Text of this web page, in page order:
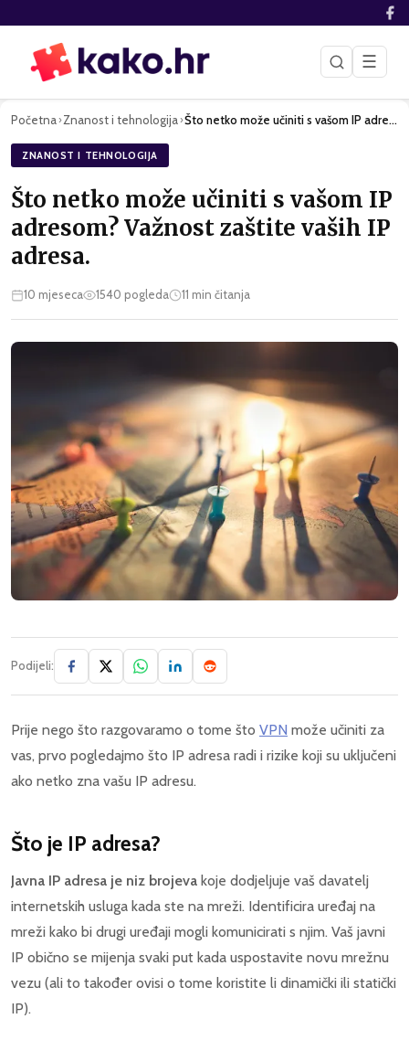
☰
Početna›Znanost i tehnologija› Što netko može učiniti s vašom IP adresom? Važnost zaštite v…
ZNANOST I TEHNOLOGIJA
Što netko može učiniti s vašom IP
adresom? Važnost zaštite vaših IP
adresa.
10 mjeseca 1540 pogleda 11 min čitanja
Podijeli:
Prije nego što razgovaramo o tome što VPN može učiniti za
vas, prvo pogledajmo što IP adresa radi i rizike koji su uključeni
ako netko zna vašu IP adresu.
Što je IP adresa?
Javna IP adresa je niz brojeva koje dodjeljuje vaš davatelj
internetskih usluga kada ste na mreži. Identificira uređaj na
mreži kako bi drugi uređaji mogli komunicirati s njim. Vaš javni
IP obično se mijenja svaki put kada uspostavite novu mrežnu
vezu (ali to također ovisi o tome koristite li dinamički ili statički
IP).